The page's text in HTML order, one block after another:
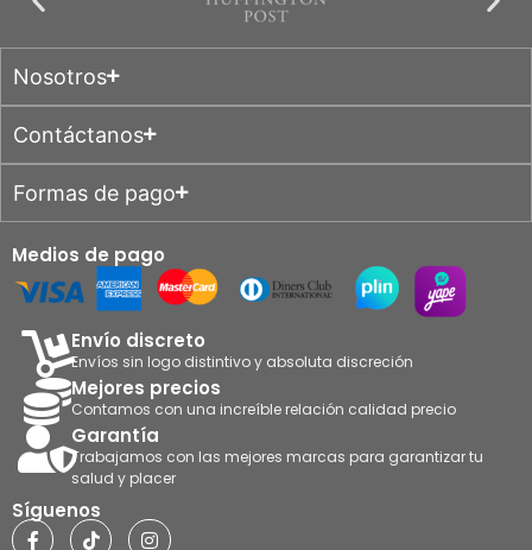
Nosotros
Contáctanos
Formas de pago
Medios de pago
Envío discreto
Envíos sin logo distintivo y absoluta discreción
Mejores precios
Contamos con una increíble relación calidad precio
Garantía
Trabajamos con las mejores marcas para garantizar tu
salud y placer
Síguenos